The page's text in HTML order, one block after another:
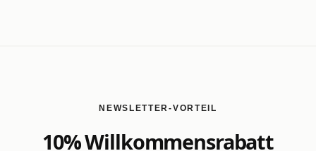
NEWSLETTER-VORTEIL
10% Willkommensrabatt